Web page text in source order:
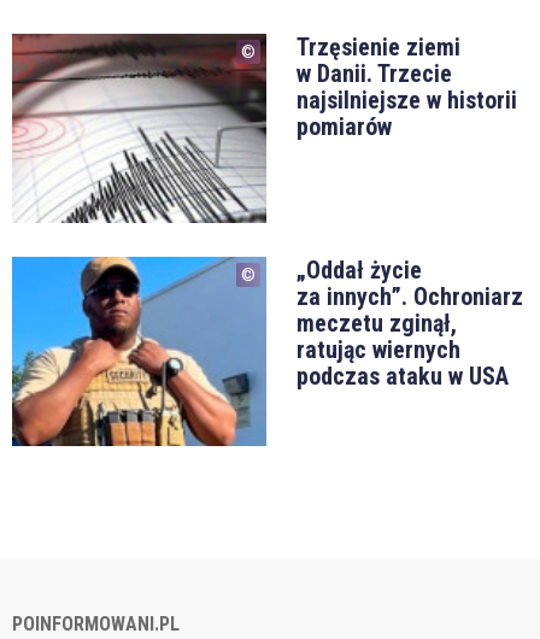
Trzęsienie ziemi
w Danii. Trzecie
najsilniejsze w historii
pomiarów
„Oddał życie
za innych”. Ochroniarz
meczetu zginął,
ratując wiernych
podczas ataku w USA
POINFORMOWANI.PL